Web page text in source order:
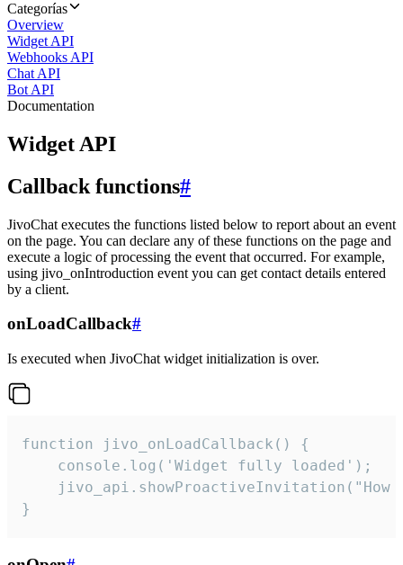
Categorías
Overview
Widget API
Webhooks API
Chat API
Bot API
Documentation
Widget API
Callback functions#
JivoChat executes the functions listed below to report about an event
on the page. You can declare any of these functions on the page and
execute a logic of processing the event that occurred. For example,
using jivo_onIntroduction event you can get contact details entered
by a client.
onLoadCallback#
Is executed when JivoChat widget initialization is over.
function jivo_onLoadCallback() {
    console.log('Widget fully loaded');
jivo_api.showProactiveInvitation("How
}